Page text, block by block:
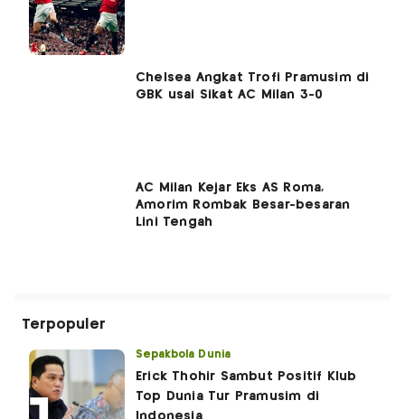
Chelsea Angkat Trofi Pramusim di
GBK usai Sikat AC Milan 3-0
AC Milan Kejar Eks AS Roma,
Amorim Rombak Besar-besaran
Lini Tengah
Terpopuler
Sepakbola Dunia
Erick Thohir Sambut Positif Klub
Top Dunia Tur Pramusim di